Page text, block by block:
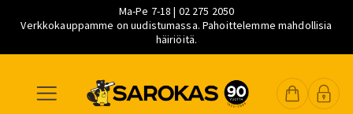
Ma-Pe 7-18 | 02 275 2050
Verkkokauppamme on uudistumassa. Pahoittelemme mahdollisia
häiriöitä.
navigointiin
sisältöön
pääsisältöön